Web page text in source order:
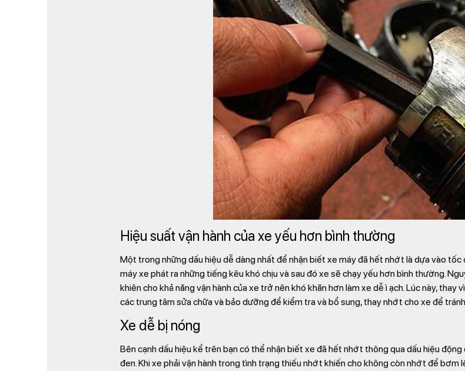
Hiệu suất vận hành của xe yếu hơn bình thường
Một trong những dấu hiệu dễ dàng nhất để nhận biết xe máy đã hết nhớt là dựa vào
máy xe phát ra những tiếng kêu khó chịu và sau đó xe sẽ chạy yếu hơn bình thường.
khiên cho khả năng vận hành của xe trở nên khó khăn hơn làm xe dễ ì ạch. Lúc này,
các trung tâm sửa chữa và bảo dưỡng để kiểm tra và bổ sung, thay nhớt cho xe để
Xe dễ bị nóng
Bên cạnh dấu hiệu kể trên bạn có thể nhận biết xe đã hết nhớt thông qua dấu hiệu
đen. Khi xe phải vận hành trong tình trạng thiếu nhớt khiến cho không còn nhớt để